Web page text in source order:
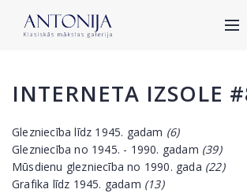
INTERNETA IZSOLE
Glezniecība līdz 1945. gadam (6)
Glezniecība no 1945. - 1990. gadam (39)
Mūsdienu glezniecība no 1990. gada (22)
Grafika līdz 1945. gadam (13)